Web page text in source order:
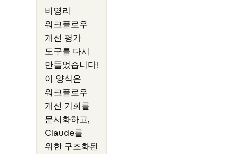
비영리
워크플로우
개선 평가
도구를 다시
만들었습니다!
이 양식은
워크플로우
개선 기회를
문서화하고,
Claude를
위한 구조화된